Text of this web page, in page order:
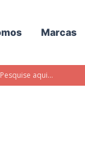
Marcas